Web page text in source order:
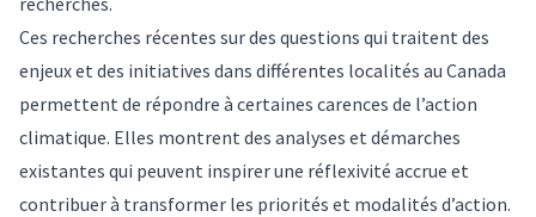
Ces recherches récentes sur des questions qui traitent des
enjeux et des initiatives dans différentes localités au Canada
permettent de répondre à certaines carences de l’action
climatique. Elles montrent des analyses et démarches
existantes qui peuvent inspirer une réflexivité accrue et
contribuer à transformer les priorités et modalités d’action.